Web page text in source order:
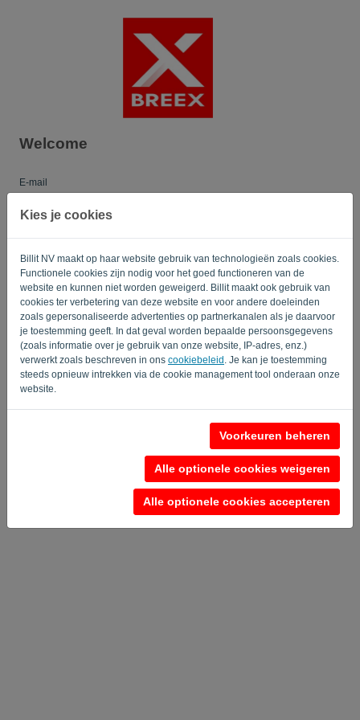
Kies je cookies
Billit NV maakt op haar website gebruik van technologieën zoals cookies.
Functionele cookies zijn nodig voor het goed functioneren van de
website en kunnen niet worden geweigerd. Billit maakt ook gebruik van
cookies ter verbetering van deze website en voor andere doeleinden
zoals gepersonaliseerde advertenties op partnerkanalen als je daarvoor
je toestemming geeft. In dat geval worden bepaalde persoonsgegevens
(zoals informatie over je gebruik van onze website, IP-adres, enz.)
verwerkt zoals beschreven in ons cookiebeleid . Je kan je toestemming
steeds opnieuw intrekken via de cookie management tool onderaan onze
website.
Voorkeuren beheren
Alle optionele cookies weigeren
Alle optionele cookies accepteren
Welcome
E-mail
Wachtwoord
Herinner me Wachtwoord vergeten?
AANMELDEN
Privacy Policy